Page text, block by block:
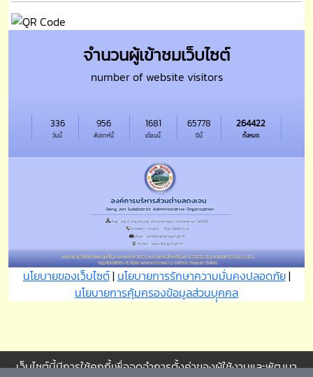
จำนวนผู้เข้าชมเว็บไซต์
number of website visitors
วันนี้
336
สัปดาห์นี้
956
เดือนนี้
1681
ปีนี้
65778
ทั้งหมด
264422
นโยบายของเว็บไซต์| นโยบายการรักษาความมั่นคงปลอดภัย|
นโยบายการคุ้มครองข้อมูลส่วนบุุคคล
เว็บไซต์นี้มีการใช้คุกกี้เพื่อจดจำการตั้งค่าของผู้ใช้งานและพัฒนา